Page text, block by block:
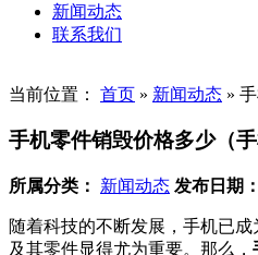
新闻动态
联系我们
当前位置： 首页 » 新闻动态 »
手机零件销毁价格多少（
所属分类： 新闻动态 发布日期
随着科技的不断发展，手机已
及其零件显得尤为重要。那么，